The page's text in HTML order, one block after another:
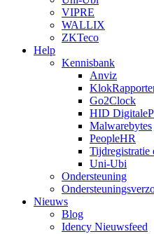
VIPRE
WALLIX
ZKTeco
Help
Kennisbank
Anviz
Go2Clock
HID
Malwarebytes
PeopleHR
Tijdregistratie
Uni-Ubi
Ondersteuning
Nieuws
Blog
Idency Nieuwsfeed